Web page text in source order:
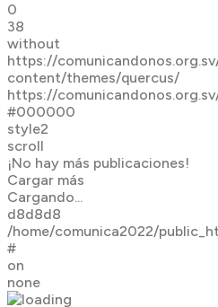
0
38
without
https://
content/themes/quercus/
https://
#000000
style2
scroll
¡No hay más publicaciones!
Cargar más
Cargando...
d8d8d8
/home/comunica2022/
#
on
none